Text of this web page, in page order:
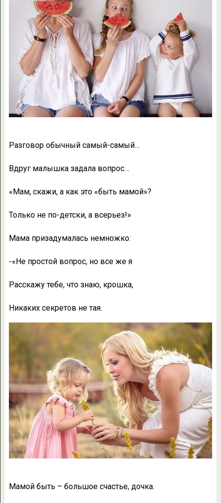
Разговор обычный самый-самый…
Вдруг малышка задала вопрос…
«Мам, скажи, а как это «быть мамой»?
Только не по-детски, а всерьез!»
Мама призадумалась немножко:
-«Не простой вопрос, но все же я
Расскажу тебе, что знаю, крошка,
Никаких секретов не тая.
Мамой быть – большое счастье, дочка.